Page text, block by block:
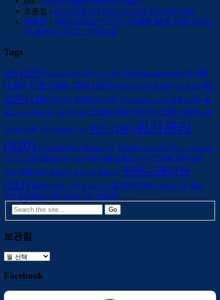
조윤정 - 알기 쉽게 진단하는 자사의 위기관리역량
정용민
- WHO(세계보건기구), 전염병 발생 커뮤니케이
션 플래닝 가이드_인사이트
Tags
ceo (157) corporate crisis (39) Crisis (38) Crisis Management (55) PR
(130) 기업 (108) 기자 (105) 대변인 (39) 대응 (41) 마케팅 (35) 메
시지 (136) 미디어 트레이닝 (55) 미디어트레이닝 (29) 브랜드 (42) 블
로그 (40) 사과 (35) 소비자 (44) 소셜미디어 (76) 시스템 (104) 실무
자 (41) 언론 (50) 에이전시 (30) 위기 (148) 위기관리
(620) 위기관리 커뮤니케이션 (40) 위기관리 컨설턴트 (35) 위기 커뮤니케
이션 (33) 의사결정 (51) 이슈 (40) 이해관계자 (59) 인터뷰 (58) 임원
(48) 전략 (59) 정부 (37) 조직 (32) 준비 (31) 커뮤니케이션
(211) 클라이언트 (47) 트위터 (31) 포지션 (89) 프로세스 (29) 홍보
(49) 홍보담당자 (46) 홍보팀 (36) 훈련 (34)
보관함
보
함
Facebook